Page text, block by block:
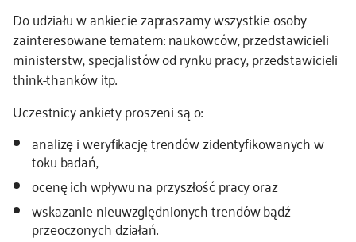
Do udziału w ankiecie zapraszamy wszystkie osoby
zainteresowane tematem: naukowców, przedstawicieli
ministerstw, specjalistów od rynku pracy, przedstawicieli
think-thanków itp.
Uczestnicy ankiety proszeni są o:
analizę i weryfikację trendów zidentyfikowanych w
toku badań,
ocenę ich wpływu na przyszłość pracy oraz
wskazanie nieuwzględnionych trendów bądź
przeoczonych działań.